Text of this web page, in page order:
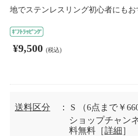
地でステンレスリング初心者にもお
¥9,500 (税込)
送料区分 ： S
（6点まで￥
ショップチャン
料無料［詳細 ］